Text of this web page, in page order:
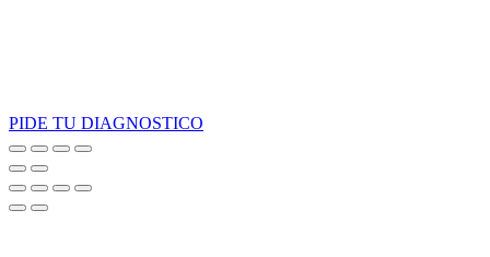
PIDE TU DIAGNOSTICO